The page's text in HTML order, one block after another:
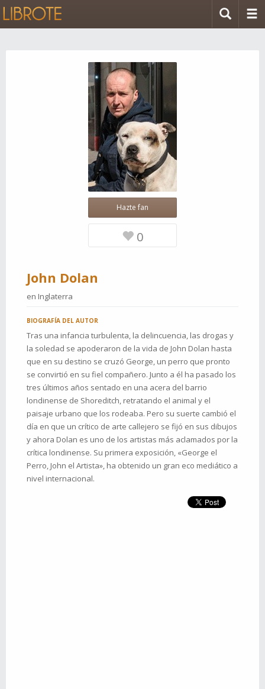
Hazte fan
0
John Dolan
en Inglaterra
BIOGRAFÍA DEL AUTOR
Tras una infancia turbulenta, la delincuencia, las drogas y
la soledad se apoderaron de la vida de John Dolan hasta
que en su destino se cruzó George, un perro que pronto
se convirtió en su fiel compañero. Junto a él ha pasado los
tres últimos años sentado en una acera del barrio
londinense de Shoreditch, retratando el animal y el
paisaje urbano que los rodeaba. Pero su suerte cambió el
día en que un crítico de arte callejero se fijó en sus dibujos
y ahora Dolan es uno de los artistas más aclamados por la
crítica londinense. Su primera exposición, «George el
Perro, John el Artista», ha obtenido un gran eco mediático a
nivel internacional.